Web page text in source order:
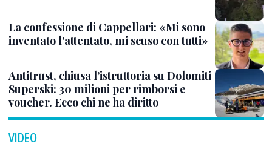
La confessione di Cappellari: «Mi sono
inventato l'attentato, mi scuso con tutti»
Antitrust, chiusa l’istruttoria su Dolomiti
Superski: 30 milioni per rimborsi e
voucher. Ecco chi ne ha diritto
VIDEO